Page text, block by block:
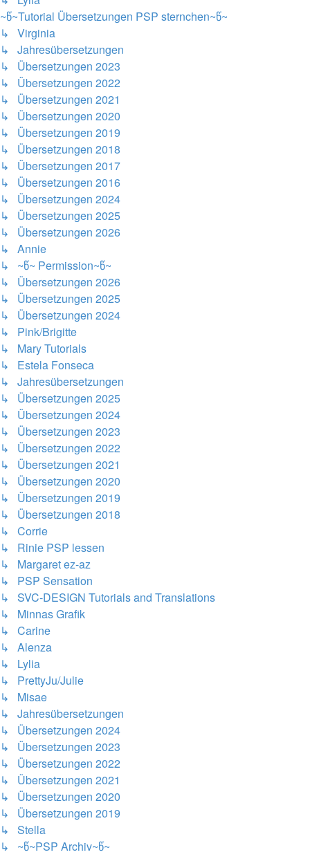
~წ~Tutorial Übersetzungen PSP sternchen~წ~
↳ Virginia
↳ Jahresübersetzungen
↳ Übersetzungen 2023
↳ Übersetzungen 2022
↳ Übersetzungen 2021
↳ Übersetzungen 2020
↳ Übersetzungen 2019
↳ Übersetzungen 2018
↳ Übersetzungen 2017
↳ Übersetzungen 2016
↳ Übersetzungen 2024
↳ Übersetzungen 2025
↳ Übersetzungen 2026
↳ Annie
↳ ~წ~ Permission~წ~
↳ Übersetzungen 2026
↳ Übersetzungen 2025
↳ Übersetzungen 2024
↳ Pink/Brigitte
↳ Mary Tutorials
↳ Estela Fonseca
↳ Jahresübersetzungen
↳ Übersetzungen 2025
↳ Übersetzungen 2024
↳ Übersetzungen 2023
↳ Übersetzungen 2022
↳ Übersetzungen 2021
↳ Übersetzungen 2020
↳ Übersetzungen 2019
↳ Übersetzungen 2018
↳ Corrie
↳ Rinie PSP lessen
↳ Margaret ez-az
↳ PSP Sensation
↳ SVC-DESIGN Tutorials and Translations
↳ Minnas Grafik
↳ Carine
↳ Alenza
↳ Lylia
↳ PrettyJu/Julie
↳ Misae
↳ Jahresübersetzungen
↳ Übersetzungen 2024
↳ Übersetzungen 2023
↳ Übersetzungen 2022
↳ Übersetzungen 2021
↳ Übersetzungen 2020
↳ Übersetzungen 2019
↳ Stella
↳ ~წ~PSP Archiv~წ~